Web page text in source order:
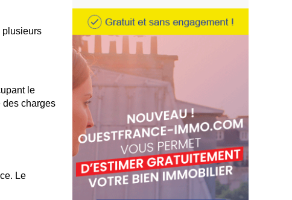
plusieurs
le
des charges
Le